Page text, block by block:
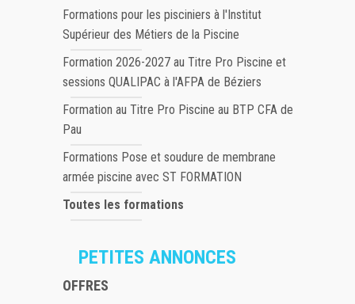
Formations pour les pisciniers à l'Institut
Supérieur des Métiers de la Piscine
Formation 2026-2027 au Titre Pro Piscine et
sessions QUALIPAC à l'AFPA de Béziers
Formation au Titre Pro Piscine au BTP CFA de
Pau
Formations Pose et soudure de membrane
armée piscine avec ST FORMATION
Toutes les formations
PETITES ANNONCES
OFFRES